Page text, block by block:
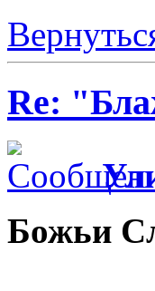
Re:
Божьи